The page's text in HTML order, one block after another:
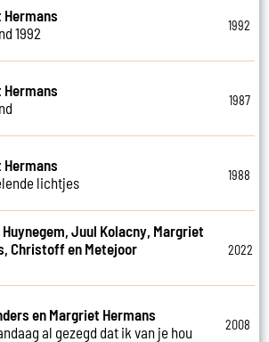
1992
1992
1987
lichtjes
1988
Huynegem, Juul Kolacny, Margriet
Christoff en Metejoor
2022
en Margriet Hermans
al gezegd dat ik van je hou
2008